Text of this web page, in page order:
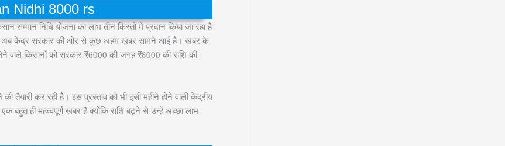
Nidhi 8000 rs
सम्मान निधि योजना का लाभ तीन किस्तों में प्रदान किया जा रहा है
अब केंद्र सरकार की ओर से कुछ अहम खबर सामने आई है। खबर के
वाले किसानों को सरकार ₹6000 की जगह ₹8000 की राशि की
कर रही है। इस प्रस्ताव को भी इसी महीने होने वाली केंद्रीय
ही महत्वपूर्ण खबर है क्योंकि राशि बढ़ने से उन्हें अच्छा लाभ